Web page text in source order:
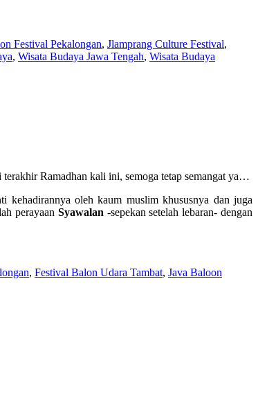
Festival Pekalongan, Jlamprang Culture Festival,
, Wisata Budaya Jawa Tengah, Wisata Budaya
Ramadhan kali ini, semoga tetap semangat ya…
kehadirannya oleh kaum muslim khususnya dan juga
perayaan Syawalan -sepekan setelah lebaran- dengan
, Festival Balon Udara Tambat, Java Baloon